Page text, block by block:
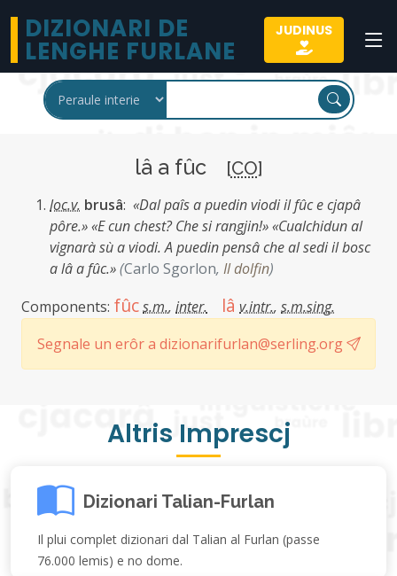
DIZIONARI DE
LENGHE FURLANE
JUDINUS
lâ a fûc [CO]
loc.v. brusâ: «Dal paîs a puedin viodi il fûc e cjapâ
pôre.» «E cun chest? Che si rangjin!» «Cualchidun al
vignarà sù a viodi. A puedin pensâ che al sedi il bosc
a lâ a fûc.»(Carlo Sgorlon, Il dolfin)
Components: fûcs.m., inter. lâ v.intr., s.m.sing.
Segnale un erôr a dizionarifurlan@serling.org
Altris Imprescj
Dizionari Talian-Furlan
Il plui complet dizionari dal Talian al Furlan (passe
76.000 lemis) e no dome.